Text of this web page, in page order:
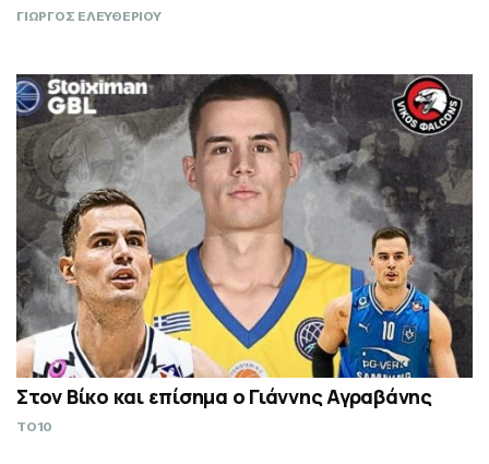
ΓΙΩΡΓΟΣ ΕΛΕΥΘΕΡΙΟΥ
Στον Βίκο και επίσημα ο Γιάννης Αγραβάνης
TO10